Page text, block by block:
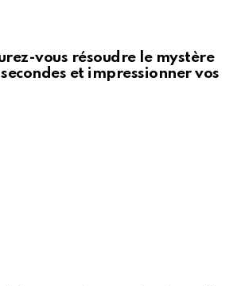
vous résoudre le mystère
et impressionner vos